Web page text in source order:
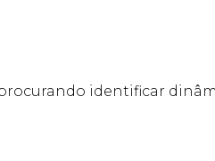
identificar